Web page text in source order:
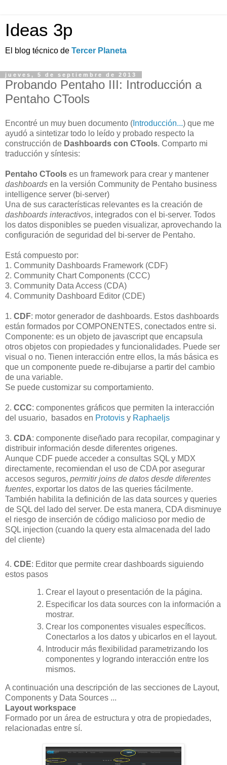
Ideas 3p
El blog técnico de Tercer Planeta
jueves, 5 de septiembre de 2013
Probando Pentaho III: Introducción a
Pentaho CTools
Encontré un muy buen documento ( Introducción...) que me
ayudó a sintetizar todo lo leído y probado respecto la
construcción de Dashboards con CTools. Comparto mi
traducción y síntesis:
Pentaho CTools es un framework para crear y mantener
dashboards en la versión Community de Pentaho business
intelligence server (bi-server)
Una de sus características relevantes es la creación de
dashboards interactivos, integrados con el bi-server. Todos
los datos disponibles se pueden visualizar, aprovechando la
configuración de seguridad del bi-server de Pentaho.
Está compuesto por:
1. Community Dashboards Framework (CDF)
2. Community Chart Components (CCC)
3. Community Data Access (CDA)
4. Community Dashboard Editor (CDE)
1. CDF: motor generador de dashboards. Estos dashboards
están formados por COMPONENTES, conectados entre si.
Componente: es un objeto de javascript que encapsula
otros objetos con propiedades y funcionalidades. Puede ser
visual o no. Tienen interacción entre ellos, la más básica es
que un componente puede re-dibujarse a partir del cambio
de una variable.
Se puede customizar su comportamiento.
2. CCC: componentes gráficos que permiten la interacción
del usuario, basados en Protovis y Raphaeljs
3. CDA: componente diseñado para recopilar, compaginar y
distribuir información desde diferentes origenes.
Aunque CDF puede acceder a consultas SQL y MDX
directamente, recomiendan el uso de CDA por asegurar
accesos seguros, permitir joins de datos desde diferentes
fuentes, exportar los datos de las queries fácilmente.
También habilita la definición de las data sources y queries
de SQL del lado del server. De esta manera, CDA disminuye
el riesgo de inserción de código malicioso por medio de
SQL injection (cuando la query esta almacenada del lado
del cliente)
4. CDE: Editor que permite crear dashboards siguiendo
estos pasos
Crear el layout o presentación de la página.
Especificar los data sources con la información a
mostrar.
Crear los componentes visuales específicos.
Conectarlos a los datos y ubicarlos en el layout.
Introducir más flexibilidad parametrizando los
componentes y logrando interacción entre los
mismos.
A continuación una descripción de las secciones de Layout,
Components y Data Sources ...
Layout workspace
Formado por un área de estructura y otra de propiedades,
relacionadas entre sí.